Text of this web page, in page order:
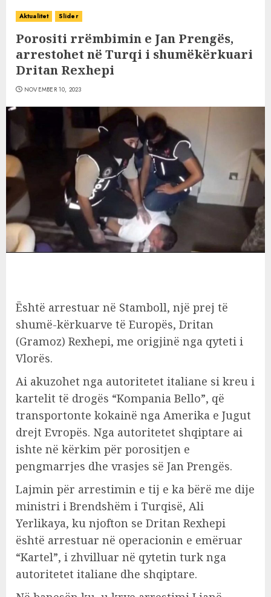
Aktualitet Slider
Porositi rrëmbimin e Jan Prengës,
arrestohet në Turqi i shumëkërkuari
Dritan Rexhepi
NOVEMBER 10, 2023
Është arrestuar në Stamboll, një prej të
shumë-kërkuarve të Europës, Dritan
(Gramoz) Rexhepi, me origjinë nga qyteti i
Vlorës.
Ai akuzohet nga autoritetet italiane si kreu i
kartelit të drogës “Kompania Bello”, që
transportonte kokainë nga Amerika e Jugut
drejt Evropës. Nga autoritetet shqiptare ai
ishte në kërkim për porositjen e
pengmarrjes dhe vrasjes së Jan Prengës.
Lajmin për arrestimin e tij e ka bërë me dije
ministri i Brendshëm i Turqisë, Ali
Yerlikaya, ku njofton se Dritan Rexhepi
është arrestuar në operacionin e emëruar
“Kartel”, i zhvilluar në qytetin turk nga
autoritetet italiane dhe shqiptare.